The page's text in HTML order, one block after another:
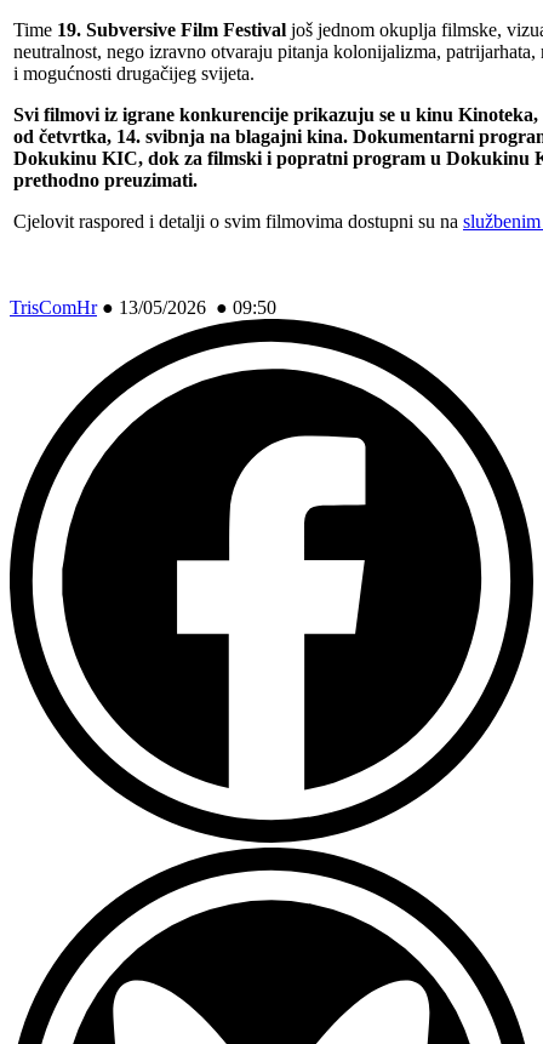
Time 19. Subversive Film Festival još jednom okuplja filmske,
neutralnost, nego izravno otvaraju pitanja kolonijalizma, patrijarhata,
i mogućnosti drugačijeg svijeta.
Svi filmovi iz igrane konkurencije prikazuju se u kinu Kinoteka,
od četvrtka, 14. svibnja na blagajni kina. Dokumentarni
Dokukinu KIC, dok za filmski i popratni program u Dokukinu
prethodno preuzimati.
Cjelovit raspored i detalji o svim filmovima dostupni su na
TrisComHr● 13/05/2026 ● 09:50